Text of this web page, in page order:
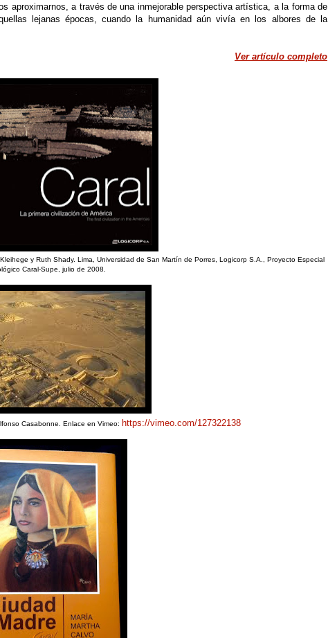
aproximarnos, a través de una inmejorable perspectiva artística, a la forma de
lejanas épocas, cuando la humanidad aún vivía en los albores de la
Ver artículo completo
y Ruth Shady. Lima, Universidad de San Martín de Porres, Logicorp S.A., Proyecto Especial
Caral-Supe, julio de 2008.
Casabonne. Enlace en Vimeo: https://vimeo.com/127322138